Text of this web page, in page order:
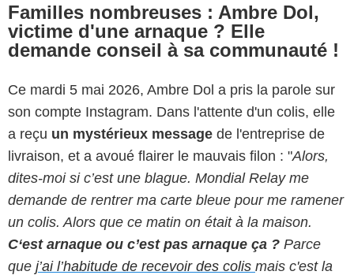
Familles nombreuses : Ambre Dol,
victime d'une arnaque ? Elle
demande conseil à sa communauté !
Ce mardi 5 mai 2026, Ambre Dol a pris la parole sur
son compte Instagram. Dans l'attente d'un colis, elle
a reçu un mystérieux message de l'entreprise de
livraison, et a avoué flairer le mauvais filon : "Alors,
dites-moi si c’est une blague. Mondial Relay me
demande de rentrer ma carte bleue pour me ramener
un colis. Alors que ce matin on était à la maison.
C‘est arnaque ou c’est pas arnaque ça ? Parce
que j’ai l’habitude de recevoir des colis mais c'est la